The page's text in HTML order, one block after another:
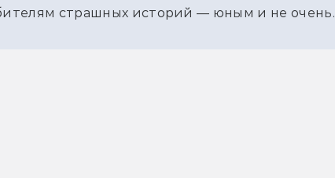
страшных историй — юным и не очень.